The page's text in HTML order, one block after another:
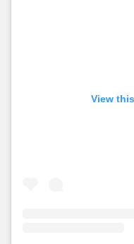
View